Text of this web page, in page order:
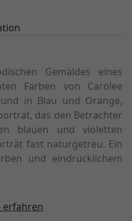
Gemäldes eines
Farben von Carolee
in Blau und Orange,
das den Betrachter
blauen und violetten
fast naturgetreu. Ein
und eindrücklichem
erfahren